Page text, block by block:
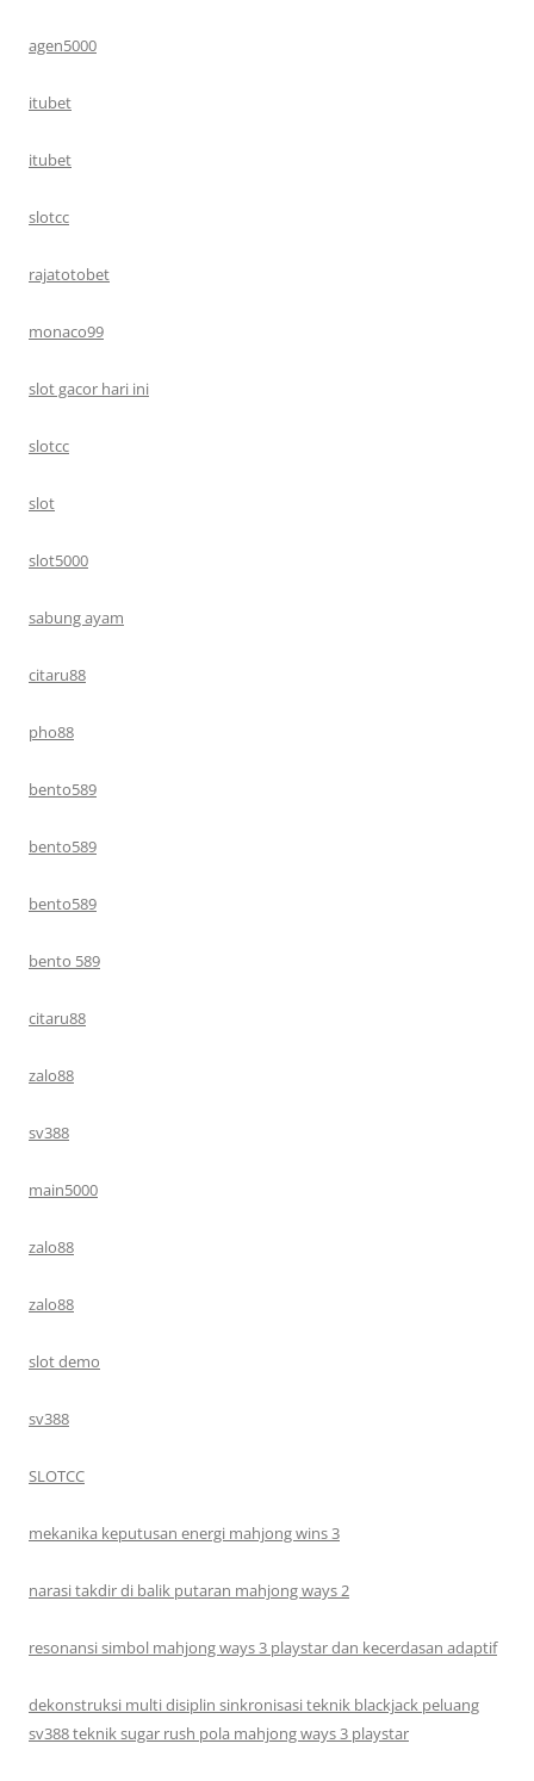
agen5000
itubet
itubet
slotcc
rajatotobet
monaco99
slot gacor hari ini
slotcc
slot
slot5000
sabung ayam
citaru88
pho88
bento589
bento589
bento589
bento 589
citaru88
zalo88
sv388
main5000
zalo88
zalo88
slot demo
sv388
SLOTCC
mekanika keputusan energi mahjong wins 3
narasi takdir di balik putaran mahjong ways 2
resonansi simbol mahjong ways 3 playstar dan kecerdasan adaptif
dekonstruksi multi disiplin sinkronisasi teknik blackjack peluang
sv388 teknik sugar rush pola mahjong ways 3 playstar